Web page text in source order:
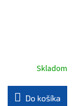
Skladom
Do košíka